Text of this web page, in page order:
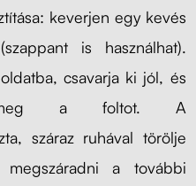
keverjen egy kevés
is használhat).
csavarja ki jól, és
meg a foltot. A
száraz ruhával törölje
a további